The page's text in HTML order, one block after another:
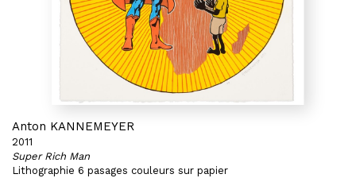
Anton KANNEMEYER
2011
Super Rich Man
Lithographie 6 pasages couleurs sur papier